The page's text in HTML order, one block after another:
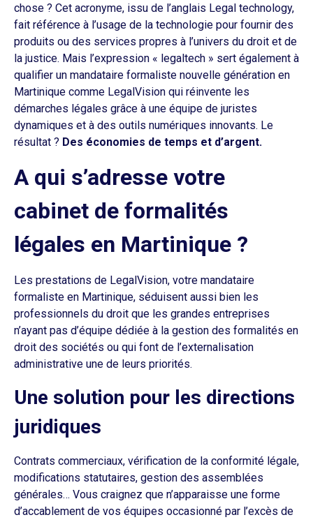
chose ? Cet acronyme, issu de l’anglais Legal technology,
fait référence à l’usage de la technologie pour fournir des
produits ou des services propres à l’univers du droit et de
la justice. Mais l’expression « legaltech » sert également à
qualifier un mandataire formaliste nouvelle génération en
Martinique comme LegalVision qui réinvente les
démarches légales grâce à une équipe de juristes
dynamiques et à des outils numériques innovants. Le
résultat ? Des économies de temps et d’argent.
A qui s’adresse votre
cabinet de formalités
légales en Martinique ?
Les prestations de LegalVision, votre mandataire
formaliste en Martinique, séduisent aussi bien les
professionnels du droit que les grandes entreprises
n’ayant pas d’équipe dédiée à la gestion des formalités en
droit des sociétés ou qui font de l’externalisation
administrative une de leurs priorités.
Une solution pour les directions
juridiques
Contrats commerciaux, vérification de la conformité légale,
modifications statutaires, gestion des assemblées
générales… Vous craignez que n’apparaisse une forme
d’accablement de vos équipes occasionné par l’excès de